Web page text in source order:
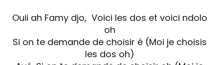
Ouii ah Famy djo, Voici les dos et voici ndolo
oh
Si on te demande de choisir é (Moi je choisis
les dos oh)